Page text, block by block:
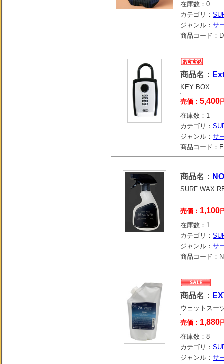
在庫数： 0
カテゴリ：
ジャンル： サ
商品コード：
商品名：
KEY BOX
売価： 5,400
在庫数： 1
カテゴリ：
ジャンル： サ
商品コード：
商品名：
SURF WAX
売価： 1,100
在庫数： 1
カテゴリ：
ジャンル： サ
商品コード：
商品名：
ウェットスー
売価： 1,880
在庫数： 8
カテゴリ：
ジャンル： サ